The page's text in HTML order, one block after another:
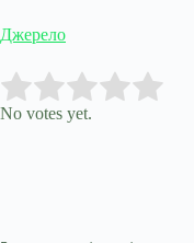
Джерело
Rate this item:
No votes yet.